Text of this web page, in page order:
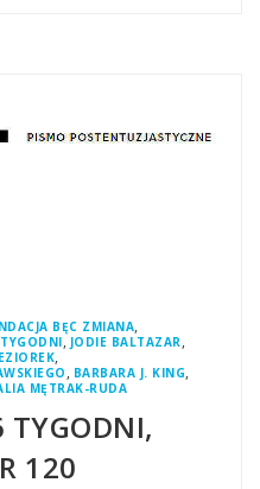
BĘC ZMIANA,
, JODIE BALTAZAR,
,
, BARBARA J. KING,
MĘTRAK-RUDA
TYGODNI,
120